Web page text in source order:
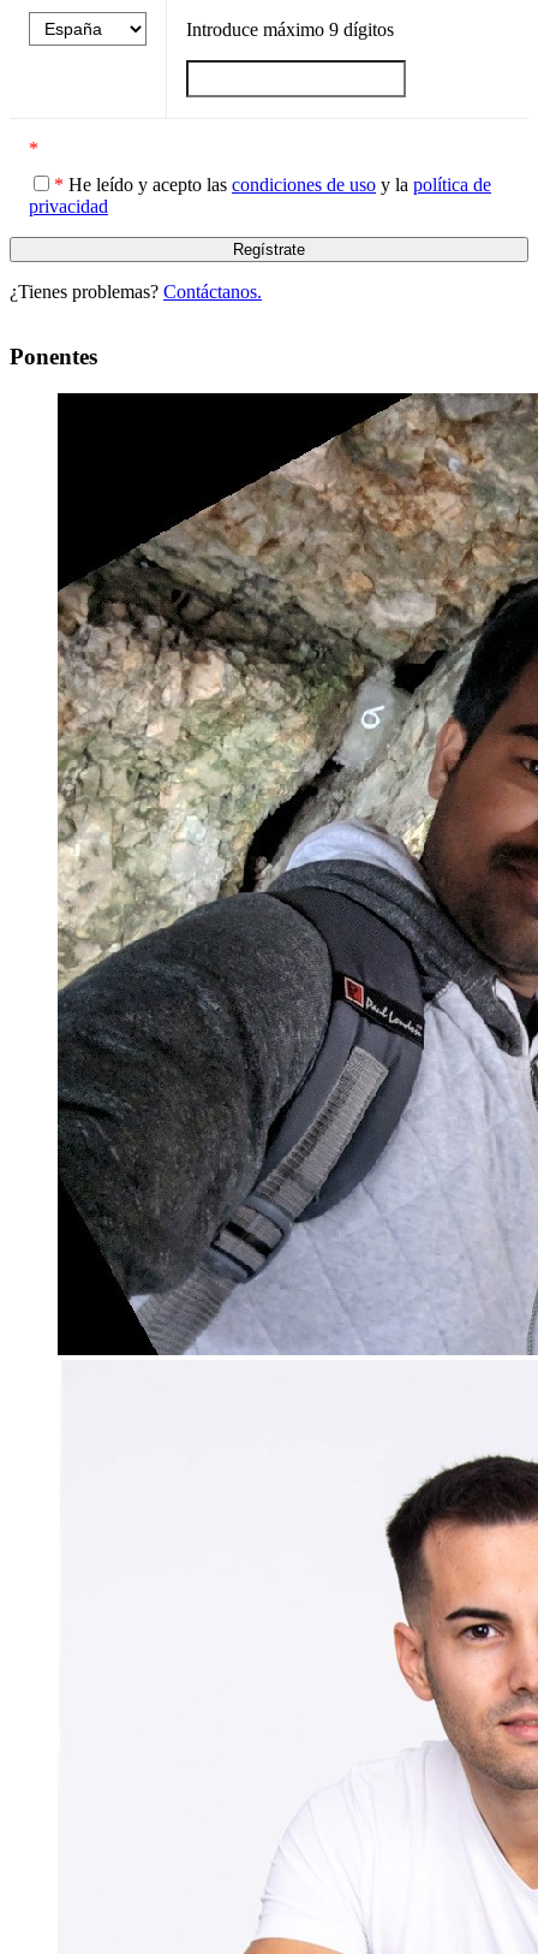
Introduce máximo 9dígitos
*
* He leído y acepto las condiciones de uso y la política de
privacidad
¿Tienes problemas? Contáctanos.
Ponentes